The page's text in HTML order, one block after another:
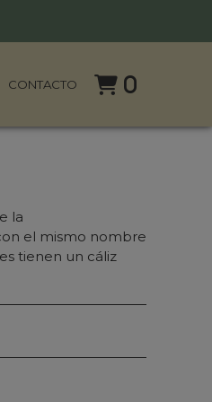
CONTACTO 0
la
el mismo nombre
tienen un cáliz